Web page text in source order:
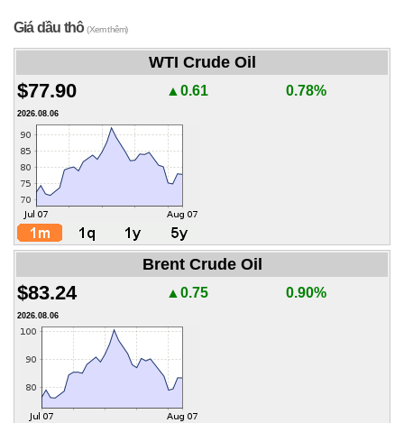
Giá dầu thô(Xem thêm)
WTI Crude Oil
$77.90 ▲0.61 0.78%
2026.08.06
Brent Crude Oil
$83.24 ▲0.75 0.90%
2026.08.06